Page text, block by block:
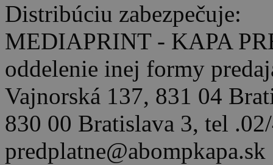
Distribúciu zabezpečuje:
MEDIAPRINT - KAPA
oddelenie inej formy
Vajnorská 137, 831 04
830 00 Bratislava 3, tel
predplatne@abompkapa.sk